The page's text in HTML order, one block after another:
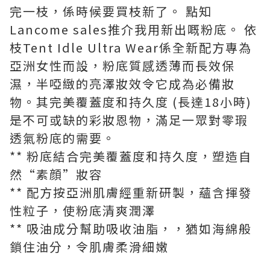
完一枝，係時候要買枝新了。 點知
Lancome sales推介我用新出嘅粉底。 依
枝Tent Idle Ultra Wear係全新配方專為
亞洲女性而設，粉底質感透薄而長效保
濕，半啞緻的亮澤妝效令它成為必備妝
物。其完美覆蓋度和持久度 (長達18小時)
是不可或缺的彩妝恩物，滿足一眾對零瑕
透氣粉底的需要。
** 粉底結合完美覆蓋度和持久度，塑造自
然“素顔”妝容
** 配方按亞洲肌膚經重新研製，蘊含揮發
性粒子，使粉底清爽潤澤
** 吸油成分幫助吸收油脂，，猶如海綿般
鎖住油分，令肌膚柔滑細嫩